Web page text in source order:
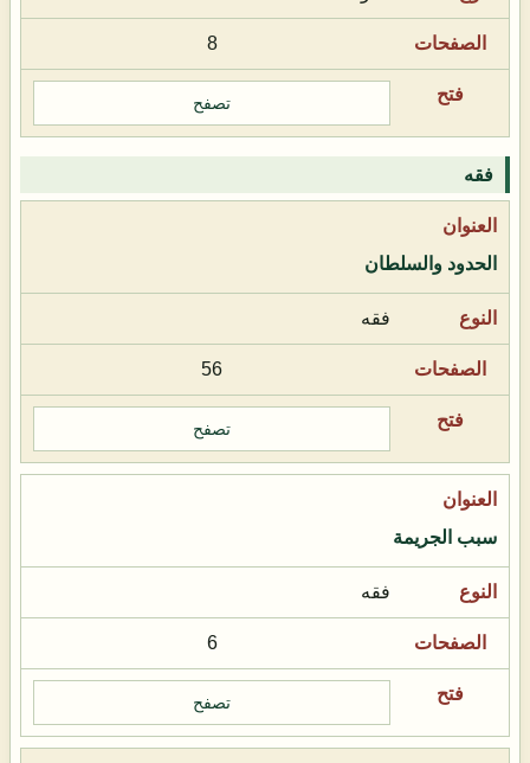
8
تصفح
فقه
الحدود والسلطان
فقه
56
تصفح
سبب الجريمة
فقه
6
تصفح